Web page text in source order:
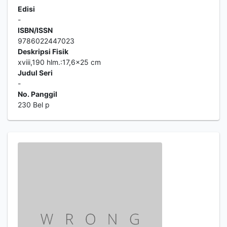
Edisi
-
ISBN/ISSN
9786022447023
Deskripsi Fisik
xviii,190 hlm.:17,6x25 cm
Judul Seri
-
No. Panggil
230 Bel p